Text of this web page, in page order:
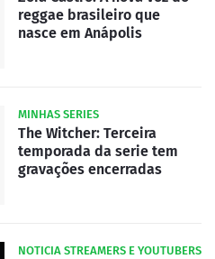
reggae brasileiro que
nasce em Anápolis
MINHAS SERIES
The Witcher: Terceira
temporada da serie tem
gravações encerradas
NOTICIA STREAMERS E YOUTUBERS